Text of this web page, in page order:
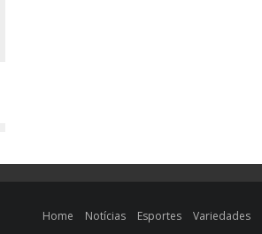
Home Notícias Esportes Variedades